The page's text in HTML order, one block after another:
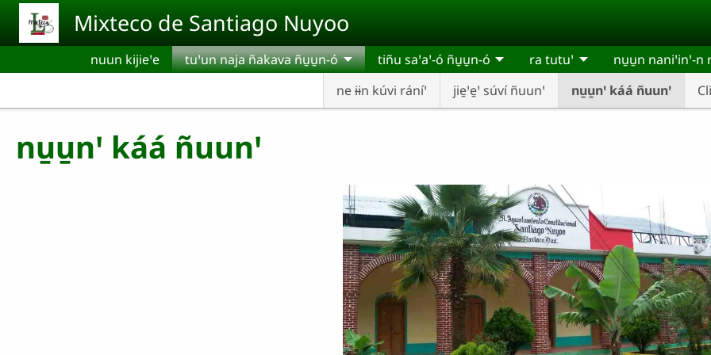
Pasar al contenido principal
Mixteco de Santiago Nuyoo
nuun kijieꞌe
tuꞌun naja ñakava ñu̱u̱n-ó
ne ɨɨn kúvi ráníꞌ
jie̱ꞌe̱ꞌ súví ñuunꞌ nu̱u̱nꞌ káá ñuunꞌ
tiñu saꞌaꞌ-ó ñu̱u̱n-ó ra tutuꞌ nu̱u̱n naniꞌinꞌ-n
nu̱u̱nꞌ káá ñuunꞌ